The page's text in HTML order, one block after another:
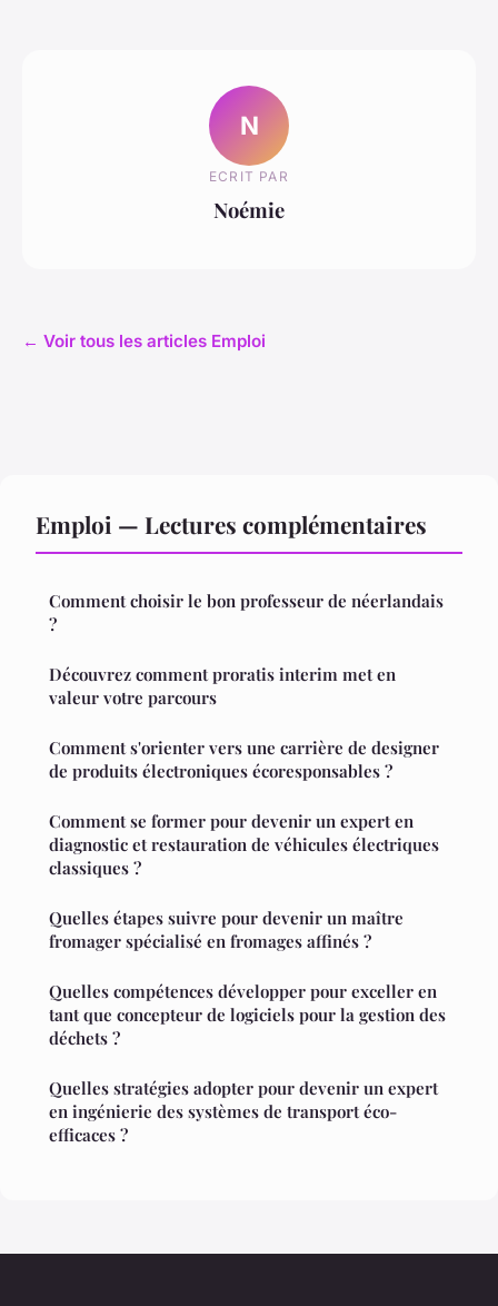
N
ECRIT PAR
Noémie
← Voir tous les articles Emploi
Emploi — Lectures complémentaires
Comment choisir le bon professeur de néerlandais
?
Découvrez comment proratis interim met en
valeur votre parcours
Comment s'orienter vers une carrière de designer
de produits électroniques écoresponsables ?
Comment se former pour devenir un expert en
diagnostic et restauration de véhicules électriques
classiques ?
Quelles étapes suivre pour devenir un maître
fromager spécialisé en fromages affinés ?
Quelles compétences développer pour exceller en
tant que concepteur de logiciels pour la gestion des
déchets ?
Quelles stratégies adopter pour devenir un expert
en ingénierie des systèmes de transport éco-
efficaces ?